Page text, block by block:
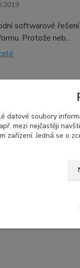
softwarové
Protože neb...
datové soubory
mezi nejčastěji
zařízení. Jedná se o